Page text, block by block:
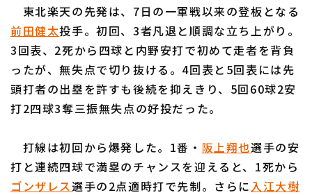
千葉ロッテマリーンズ
オリックス・バファローズ
福岡ソフトバンクホークス
設定
東北楽天の先発は、7日の一軍戦以来の登板となる
前田健太投手。初回、3者凡退と順調な立ち上がり。
3回表、2死から四球と内野安打で初めて走者を背負
ったが、無失点で切り抜ける。4回表と5回表には先
頭打者の出塁を許すも後続を抑えきり、5回60球2安
打2四球3奪三振無失点の好投だった。
打線は初回から爆発した。1番・ 阪上翔也選手の安
打と連続四球で満塁のチャンスを迎えると、1死から
ゴンザレス選手の2点適時打で先制。さらに入江大樹